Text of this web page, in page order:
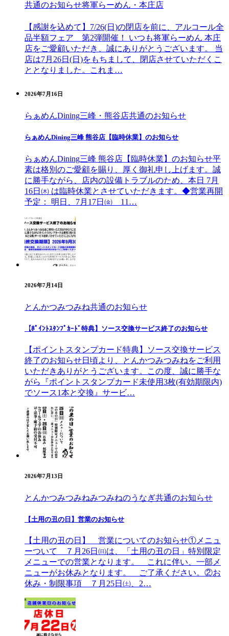
共通のお知らせ将軍らーめん・本庄店
【感謝を込めて】7/26(日)の閉店を前に、アルコール全
品半額フェア 第2弾開催！ いつも将軍らーめん 本庄
店をご愛顧いただき、誠にありがとうございます。 当
店は7月26日(日)をもちまして、閉店させていただくこ
ととなりました。これま…
2026年7月16日
らぁめんDining三峰・熊谷店共通のお知らせ
らぁめんDining三峰 熊谷店【臨時休業】のお知らせ
らぁめんDining三峰 熊谷店【臨時休業】のお知らせ平
素は格別のご愛顧を賜り、厚く御礼申し上げます。誠
に勝手ながら、店内の設備トラブルのため、本日 7月
16日㈭ は臨時休業とさせていただきます。◆営業再開
予定： 明日、7月17日㈮ 11…
2026年7月14日
とんかつみつみね共通のお知らせ
【ﾎﾟｲﾝﾄｽﾀﾝﾌﾟｶｰﾄﾞ特典】ソース交換サービス終了のお知らせ
【ポイントスタンプカード特典】ソース交換サービス
終了のお知らせ日頃より、とんかつみつみねをご利用
いただきありがとうございます。この度、誠に勝手な
がら『ポイントスタンプカード未使用3枚(有効期限内)
でソース1本と交換』サービ…
2026年7月13日
とんかつみつみねみつみねのうなぎ共通のお知らせ
【土用の丑の日】営業のお知らせ
【土用の丑の日】 営業についてのお知らせ①メニュ
ーついて ７月26日㈰は、「土用の丑の日」特別限定
メニューでの営業となります。 これに伴い、一部メ
ニューがお休みとなります。 ご了承ください。②お
休み・制限事項 ７月25日㈯、2…